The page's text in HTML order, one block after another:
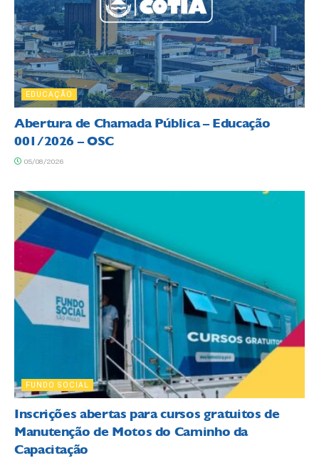
EDUCAÇÃO
Abertura de Chamada Pública – Educação
001/2026 – OSC
05/08/2026
FUNDO SOCIAL
Inscrições abertas para cursos gratuitos de
Manutenção de Motos do Caminho da
Capacitação